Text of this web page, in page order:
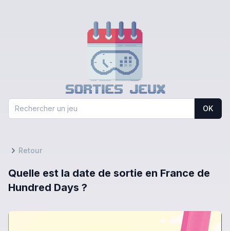
OK
Retour
Quelle est la date de sortie en France de
Hundred Days ?